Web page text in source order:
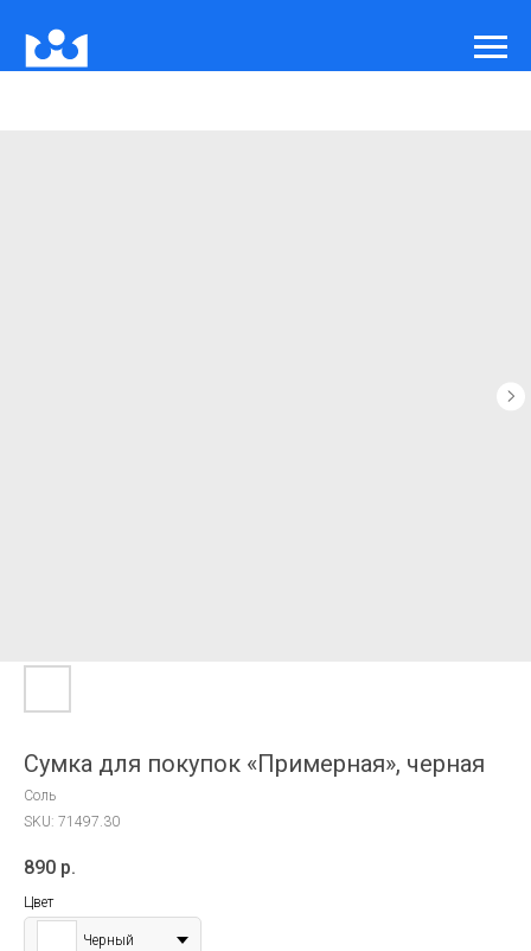
Сумка для покупок «Примерная», черная
Соль
SKU: 71497.30
890 р.
Цвет
Черный